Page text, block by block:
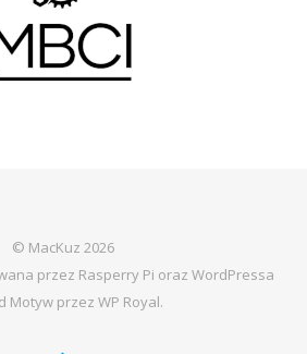
© MacKuz 2026
przez Rasperry Pi oraz WordPressa
Motyw przez WP Royal.